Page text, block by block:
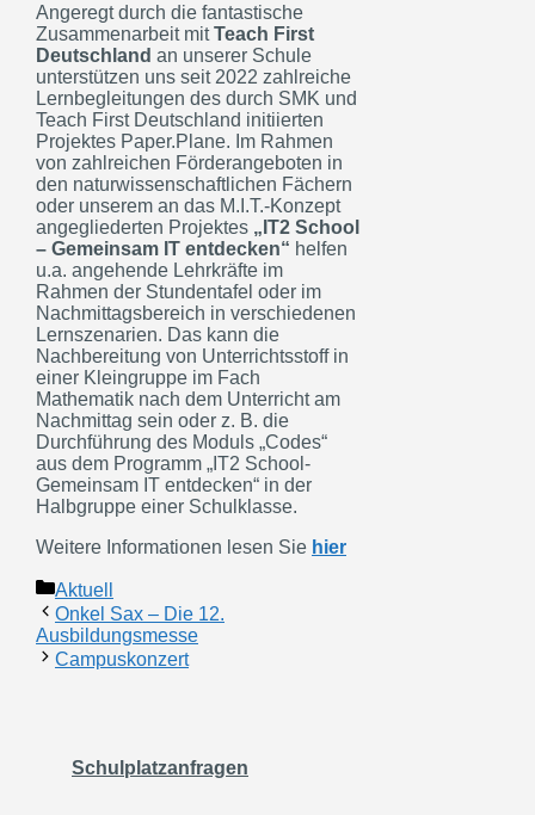
Angeregt durch die fantastische
Zusammenarbeit mitTeach First
Deutschland an unserer Schule
unterstützen uns seit 2022 zahlreiche
Lernbegleitungen des durch SMK und
Teach First Deutschland initiierten
Projektes Paper.Plane. Im Rahmen
von zahlreichen Förderangeboten in
den naturwissenschaftlichen Fächern
oder unserem an das M.I.T.-Konzept
angegliederten Projektes „IT2 School
– Gemeinsam IT entdecken“ helfen
u.a. angehende Lehrkräfte im
Rahmen der Stundentafel oder im
Nachmittagsbereich in verschiedenen
Lernszenarien. Das kann die
Nachbereitung von Unterrichtsstoff in
einer Kleingruppe im Fach
Mathematik nach dem Unterricht am
Nachmittag sein oder z. B. die
Durchführung des Moduls „Codes“
aus dem Programm „IT2 School-
Gemeinsam IT entdecken“ in der
Halbgruppe einer Schulklasse.
Weitere Informationen lesen Sie hier
Kategorien
Aktuell
Onkel Sax – Die 12.
Ausbildungsmesse
Campuskonzert
Schulplatzanfragen